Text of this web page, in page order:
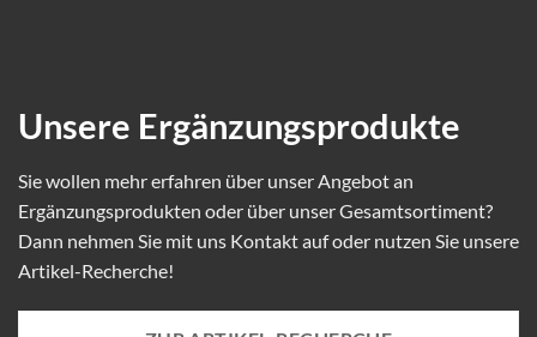
Unsere Ergänzungsprodukte
Sie wollen mehr erfahren über unser Angebot an
Ergänzungsprodukten oder über unser Gesamtsortiment?
Dann nehmen Sie mit uns Kontakt auf oder nutzen Sie unsere
Artikel-Recherche!